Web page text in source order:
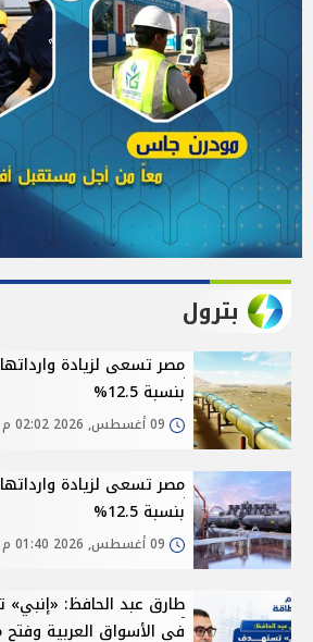
بترول
مصر تسعى لزيادة
بنسبة 12.5%
مصر تسعى لزيادة
بنسبة 12.5%
طارق عبد الحافظ:
في الأسواق العربية